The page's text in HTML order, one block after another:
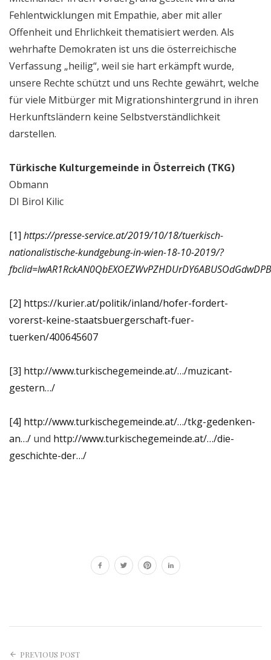
Fehlentwicklungen mit Empathie, aber mit aller
Offenheit und Ehrlichkeit thematisiert werden. Als
wehrhafte Demokraten ist uns die österreichische
Verfassung „heilig“, weil sie hart erkämpft wurde,
unsere Rechte schützt und uns Rechte gewährt, welche
für viele Mitbürger mit Migrationshintergrund in ihren
Herkunftsländern keine Selbstverständlichkeit
darstellen.
Türkische Kulturgemeinde in Österreich (TKG)
Obmann
DI Birol Kilic
[1] https://presse-service.at/2019/10/18/tuerkisch-
nationalistische-kundgebung-in-wien-18-10-2019/?
[2] https://kurier.at/politik/inland/hofer-fordert-
vorerst-keine-staatsbuergerschaft-fuer-
tuerken/400645607
[3] http://www.turkischegemeinde.at/…/muzicant-
gestern…/
[4] http://www.turkischegemeinde.at/…/tkg-gedenken-
an…/ und http://www.turkischegemeinde.at/…/die-
geschichte-der…/
PREVIOUS POST